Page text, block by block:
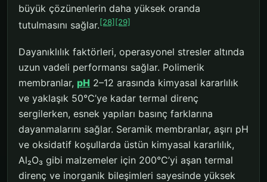
büyük çözünenlerin daha yüksek oranda
tutulmasını sağlar.[28] [29]
Dayanıklılık faktörleri, operasyonel stresler altında
uzun vadeli performansı sağlar. Polimerik
membranlar, pH 2–12 arasında kimyasal kararlılık
ve yaklaşık 50°C’ye kadar termal direnç
sergilerken, esnek yapıları basınç farklarına
dayanmalarını sağlar. Seramik membranlar, aşırı pH
ve oksidatif koşullarda üstün kimyasal kararlılık,
Al₂O₃ gibi malzemeler için 200°C’yi aşan termal
direnç ve inorganik bileşimleri sayesinde yüksek